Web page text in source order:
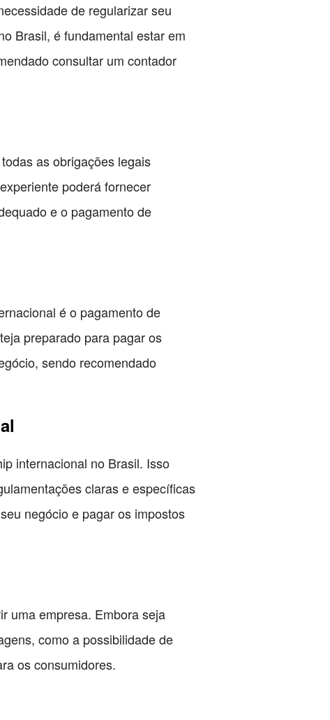
de regularizar seu
Brasil, é fundamental estar em
consultar um contador
as obrigações legais
poderá fornecer
e o pagamento de
é o pagamento de
preparado para pagar os
sendo recomendado
internacional no Brasil. Isso
claras e específicas
negócio e pagar os impostos
uma empresa. Embora seja
como a possibilidade de
os consumidores.